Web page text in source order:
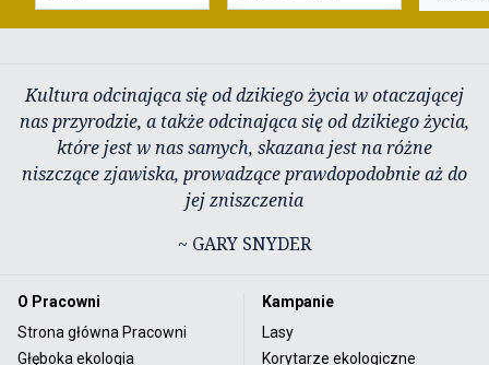
Kultura odcinająca się od dzikiego życia w otaczającej
nas przyrodzie, a także odcinająca się od dzikiego życia,
które jest w nas samych, skazana jest na różne
niszczące zjawiska, prowadzące prawdopodobnie aż do
jej zniszczenia
~ GARY SNYDER
O Pracowni
Strona główna Pracowni
Głęboka ekologia
Kampanie
Lasy
Korytarze ekologiczne